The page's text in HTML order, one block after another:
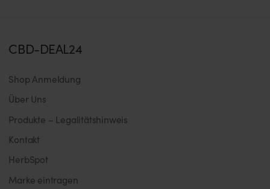
CBD-DEAL24
Shop Anmeldung
Über Uns
Produkte – Legalitätshinweis
Kontakt
HerbSpot
Marke eintragen